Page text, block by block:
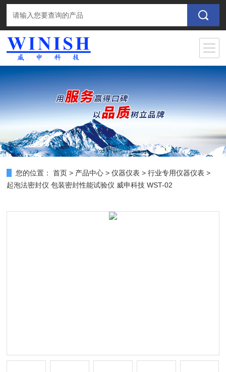
您的位置： 首页 > 产品中心 >仪器仪表 >行业专用仪器仪表 >
起泡法密封仪 包装密封性能试验仪 威申科技 WST-02